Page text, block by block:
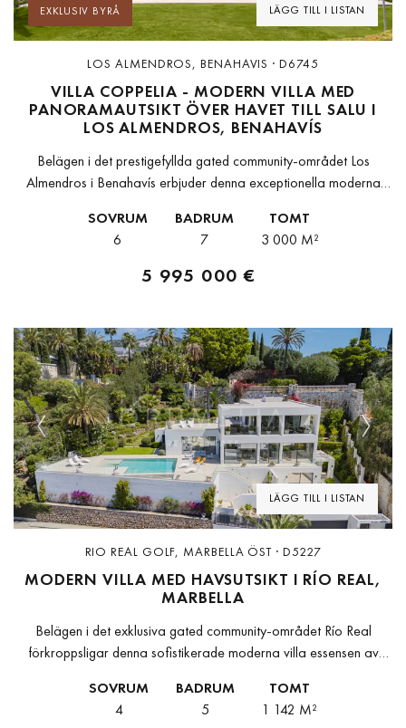
LÄGG TILL I LISTAN
EXKLUSIV BYRÅ
LOS ALMENDROS, BENAHAVIS · D6745
VILLA COPPELIA - MODERN VILLA MED
PANORAMAUTSIKT ÖVER HAVET TILL SALU I
LOS ALMENDROS, BENAHAVÍS
Belägen i det prestigefyllda gated community-området Los
Almendros i Benahavís erbjuder denna exceptionella moderna
sällskapsytor och hisnande panoramautsikt över Medelhavet och
de andalusiska...
SOVRUM
6
BADRUM
7
TOMT
3 000 M²
5 995 000 €
LÄGG TILL I LISTAN
Previous Next
RIO REAL GOLF, MARBELLA ÖST · D5227
MODERN VILLA MED HAVSUTSIKT I RÍO REAL,
MARBELLA
Belägen i det exklusiva gated community-området Río Real
förkroppsligar denna sofistikerade moderna villa essensen av
och omgiven av frodiga subtropiska landskap erbjuder
fastigheten...
SOVRUM
4
BADRUM
5
TOMT
1 142 M²